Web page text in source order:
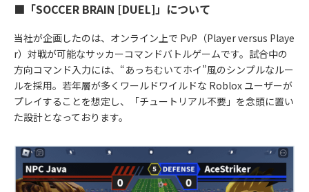
■「SOCCER BRAIN [DUEL]」について
当社が企画したのは、オンライン上で PvP（Player versus Playe
r）対戦が可能なサッカーコマンドバトルゲームです。試合中の
方向コマンド入力には、“あっちむいてホイ”風のシンプルなルー
ルを採用。若年層が多くワールドワイルドな Roblox ユーザーが
プレイすることを想定し、「チュートリアル不要」を念頭に置い
た設計となっております。